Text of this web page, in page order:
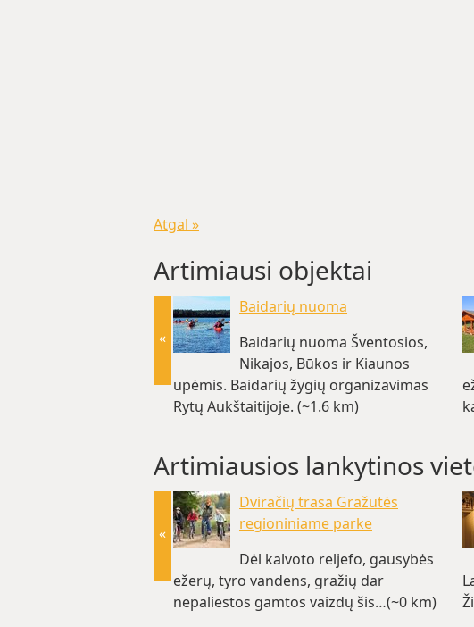
Atgal »
Artimiausi objektai
Baidarių nuoma
Baidarių nuoma Šventosios,
Nikajos, Būkos ir Kiaunos
upėmis. Baidarių žygių organizavimas
Rytų Aukštaitijoje. (~1.6 km)
«
Artimiausios lankytinos
Dviračių trasa Gražutės
regioniniame parke
Dėl kalvoto reljefo, gausybės
ežerų, tyro vandens, gražių dar
nepaliestos gamtos vaizdų šis…(~0 km)
«